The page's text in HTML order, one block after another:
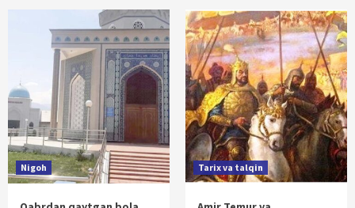
Nigoh Tarix va talqin